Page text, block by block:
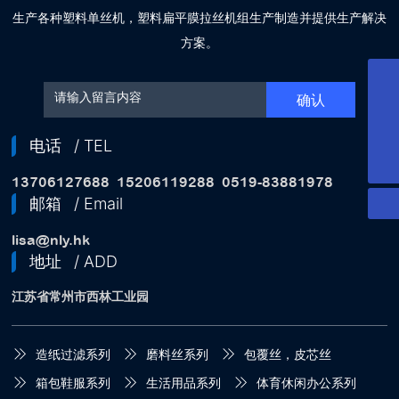
生产各种塑料单丝机，塑料扁平膜拉丝机组生产制造并提供生产解决
方案。
确认
电话 / TEL
13706127688 15206119288 0519-83881978
邮箱 / Email
lisa@nly.hk
地址 / ADD
江苏省常州市西林工业园
造纸过滤系列 磨料丝系列
包覆丝，皮芯丝
箱包鞋服系列
生活用品系列 体育休闲办公系列
邮箱
lisa@nly.hk